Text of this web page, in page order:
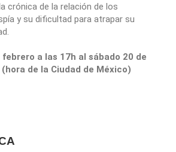
crónica de la relación de los
y su dificultad para atrapar su
febrero a las 17h al sábado 20 de
de la Ciudad de México)